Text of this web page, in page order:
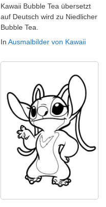
Kawaii Bubble Tea übersetzt
auf Deutsch wird zu Niedlicher
Bubble Tea.
In Ausmalbilder von Kawaii